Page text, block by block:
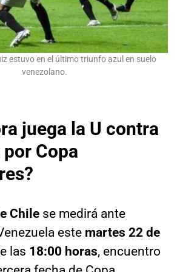
estuvo en el último triunfo azul en suelo
venezolano.
juega la U contra
Copa
Chile se medirá ante
este martes 22 de
las 18:00 horas, encuentro